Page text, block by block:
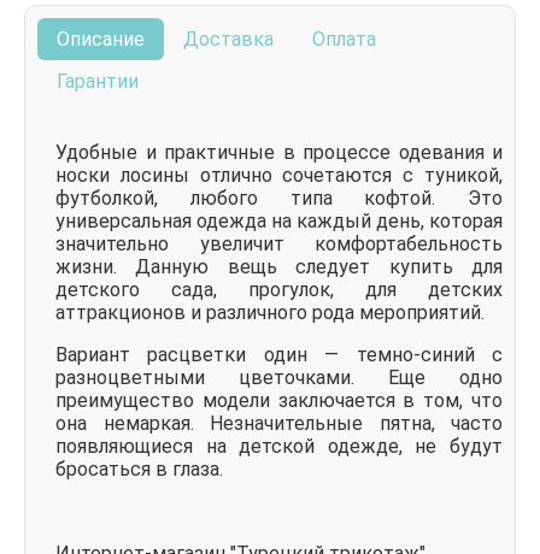
Описание Доставка
Оплата
Гарантии
Удобные и практичные в процессе одевания и
носки лосины отлично сочетаются с туникой,
футболкой, любого типа кофтой. Это
универсальная одежда на каждый день, которая
значительно увеличит комфортабельность
жизни. Данную вещь следует купить для
детского сада, прогулок, для детских
аттракционов и различного рода мероприятий.
Вариант расцветки один — темно-синий с
разноцветными цветочками. Еще одно
преимущество модели заключается в том, что
она немаркая. Незначительные пятна, часто
появляющиеся на детской одежде, не будут
бросаться в глаза.